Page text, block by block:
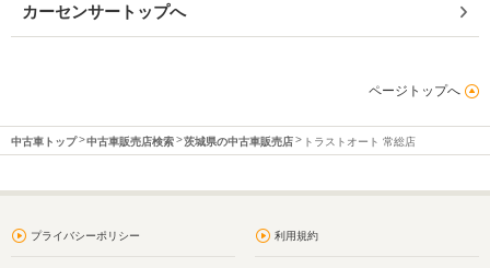
カーセンサートップへ
ページトップへ
中古車トップ 中古車販売店検索 茨城県の中古車販売店 トラストオート 常総店
プライバシーポリシー 利用規約